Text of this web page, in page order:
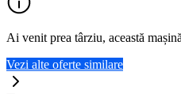
Ai venit prea târziu, această
Vezi alte oferte similare